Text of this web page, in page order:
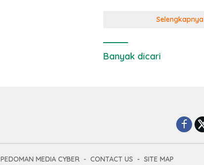
Selengkapnya
Banyak dicari
PEDOMAN MEDIA CYBER CONTACT US SITE MAP